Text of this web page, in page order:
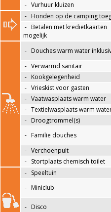
- Vurhuur kluizen
- Honden op de camping
- Betalen met kredietkaarten
mogelijk
- Douches warm water
- Verwarmd sanitair
- Kookgelegenheid
- Vrieskist voor gasten
- Vaatwasplaats warm water
- Textielwasplaats warm
- Droogtrommel(s)
- Familie douches
- Verchoenpult
- Stortplaats chemisch toilet
- Speeltuin
- Miniclub
- Disco